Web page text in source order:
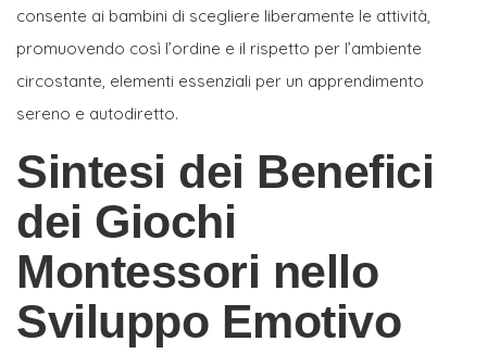
consente ai bambini di scegliere liberamente le attività,
promuovendo così l’ordine e il rispetto per l’ambiente
circostante, elementi essenziali per un apprendimento
sereno e autodiretto.
Sintesi dei Benefici
dei Giochi
Montessori nello
Sviluppo Emotivo